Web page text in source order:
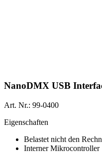
NanoDMX USB
Art. Nr.: 99-0400
Eigenschaften
Belastet nicht den
Interner Mikrocontroller